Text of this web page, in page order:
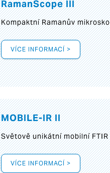
RamanScope III
Kompaktní Ramanův
VÍCE INFORMACÍ >
MOBILE-IR II
Světově unikátní mobilní
VÍCE INFORMACÍ >